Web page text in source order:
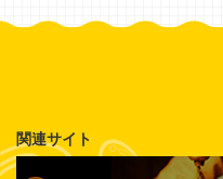
関連サイト